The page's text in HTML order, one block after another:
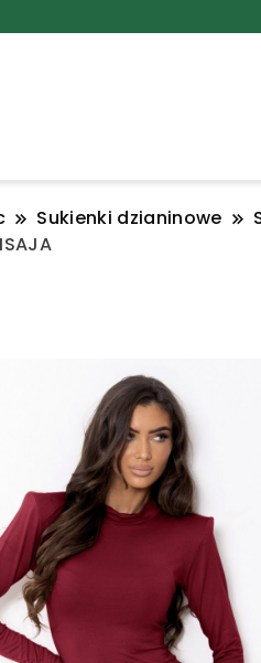
Sukienki dzianinowe